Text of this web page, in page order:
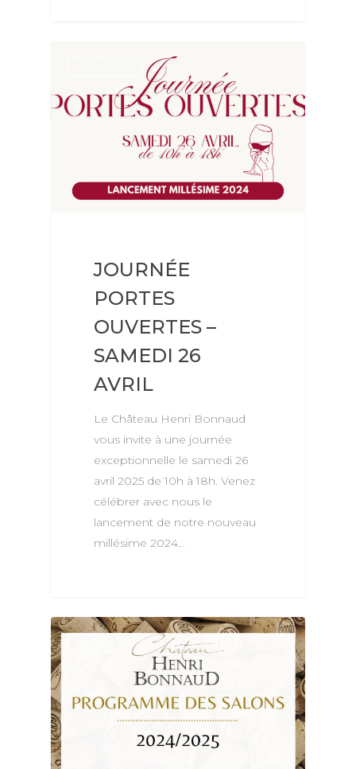
JOURNÉE
PORTES
OUVERTES –
SAMEDI 26
AVRIL
Le Château Henri Bonnaud
vous invite à une journée
exceptionnelle le samedi 26
avril 2025 de 10h à 18h. Venez
célébrer avec nous le
lancement de notre nouveau
millésime 2024…
LES GÎTES
OENOTOURISME &
VISITES ET
BALADE DANS LES
SÉMINAIRES
ACTUALITÉS